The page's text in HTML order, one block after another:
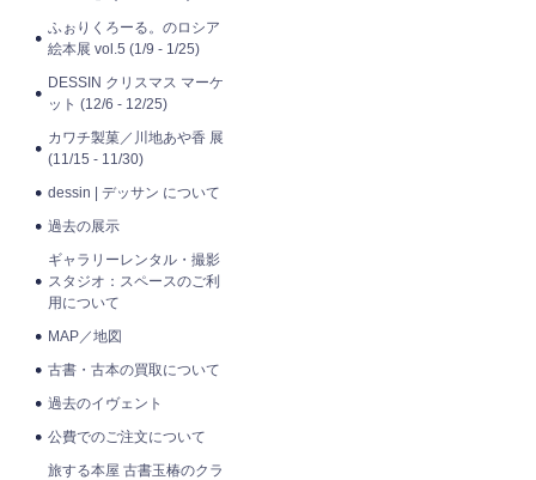
ふぉりくろーる。のロシア
絵本展 vol.5 (1/9 - 1/25)
DESSIN クリスマス マーケ
ット (12/6 - 12/25)
カワチ製菓／川地あや香 展
(11/15 - 11/30)
dessin | デッサン について
過去の展示
ギャラリーレンタル・撮影
スタジオ：スペースのご利
用について
MAP／地図
古書・古本の買取について
過去のイヴェント
公費でのご注文について
旅する本屋 古書玉椿のクラ